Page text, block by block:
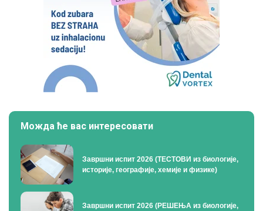
Можда ће вас интересовати
Завршни испит 2026 (ТЕСТОВИ из биологије,
историје, географије, хемије и физике)
Завршни испит 2026 (РЕШЕЊА из биологије,